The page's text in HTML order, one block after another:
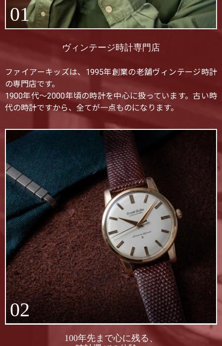
01
ヴィンテージ時計専門店
ファイアーキッズは、1995年創業の老舗ヴィンテージ時計
の専門店です。
1900年代〜2000年頃の時計を中心に扱っています。古い時
代の時計ですから、全てが一点ものになります。
02
100年先まで心に残る、